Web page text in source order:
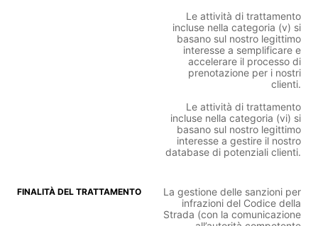
Le attività di trattamento
incluse nella categoria (v) si
basano sul nostro legittimo
interesse a semplificare e
accelerare il processo di
prenotazione per i nostri
clienti.
Le attività di trattamento
incluse nella categoria (vi) si
basano sul nostro legittimo
interesse a gestire il nostro
database di potenziali clienti.
La gestione delle sanzioni per
infrazioni del Codice della
Strada (con la comunicazione